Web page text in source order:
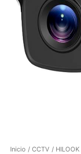
Inicio / CCTV / HILOOK